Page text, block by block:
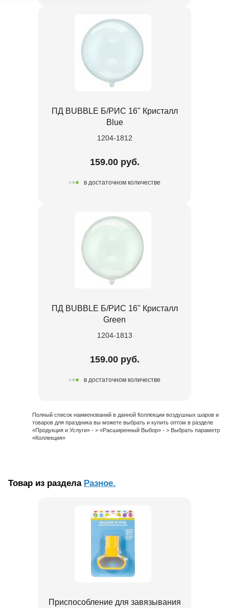
ПД BUBBLE Б/РИС 16" Кристалл
Blue
1204-1812
159.00 руб.
в достаточном количестве
ПД BUBBLE Б/РИС 16" Кристалл
Green
1204-1813
159.00 руб.
в достаточном количестве
Полный список наименований в данной Коллекции воздушных шаров и
товаров для праздника вы можете выбрать и купить оптом в разделе
«Продукция и Услуги» - > «Расширенный Выбор» - > Выбрать параметр
«Коллекция»
Товар из раздела Разное.
Приспособление для завязывания